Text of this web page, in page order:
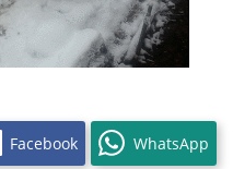
Facebook WhatsApp